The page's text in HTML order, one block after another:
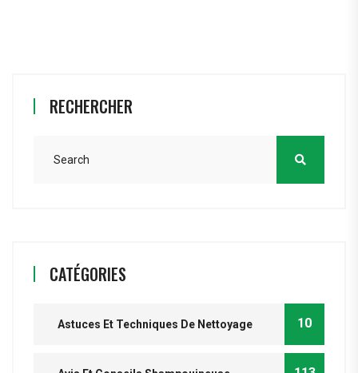
RECHERCHER
CATÉGORIES
Astuces Et Techniques De Nettoyage 10